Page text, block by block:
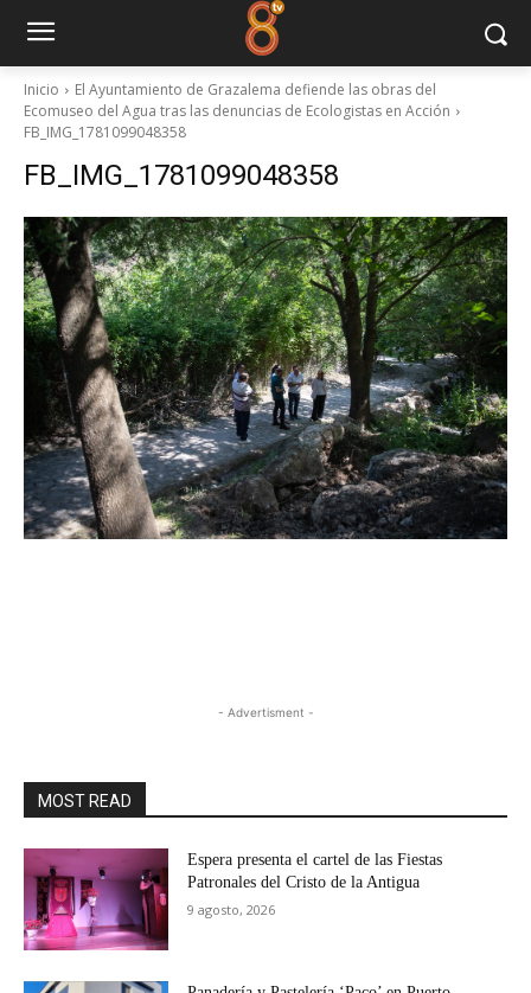
Inicio
El Ayuntamiento de Grazalema defiende las obras del
Ecomuseo del Agua tras las denuncias de Ecologistas en Acción
FB_IMG_1781099048358
FB_IMG_1781099048358
- Advertisment -
MOST READ
Espera presenta el cartel de las Fiestas
Patronales del Cristo de la Antigua
9 agosto, 2026